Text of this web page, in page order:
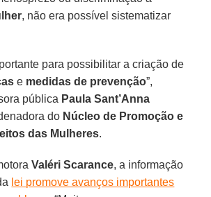
, não era possível sistematizar
para possibilitar a criação de
e medidas de prevenção”,
pública Paula Sant’Anna
do Núcleo de Promoção e
das Mulheres.
Valéri Scarance, a informação
lei promove avanços importantes